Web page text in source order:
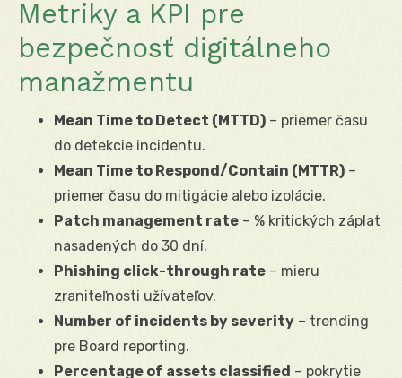
Metriky a KPI pre
bezpečnosť digitálneho
manažmentu
Mean Time to Detect (MTTD) – priemer času
do detekcie incidentu.
Mean Time to Respond/Contain (MTTR) –
priemer času do mitigácie alebo izolácie.
Patch management rate – % kritických záplat
nasadených do 30 dní.
Phishing click-through rate – mieru
zraniteľnosti užívateľov.
Number of incidents by severity – trending
pre Board reporting.
Percentage of assets classified – pokrytie